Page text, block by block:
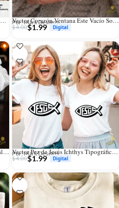
GRATIS Diseño Cristiano Nike Jesús Did It Vector PNG para Sublimación Vector Corazón Ventana Este Vacío Solo Lo Llena Dios Sublimación
Por: Mark Designs
$4.00$1.99
Vector El Señor es mi Roca y mi Fortaleza Montañas para Sublimación Vector Pez de Jesús Ichthys Tipográfico para Vinilo y Calcomanías
Por: Mark Designs
$4.00$1.99